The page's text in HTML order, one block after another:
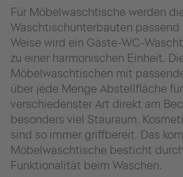
Für Möbelwaschtische werden
Waschtischunterbauten passend
Weise wird ein Gäste-WC-
zu einer harmonischen Einheit.
Möbelwaschtischen mit
über jede Menge Abstellfläche
verschiedenster Art direkt am
besonders viel Stauraum.
sind so immer griffbereit. Das
Möbelwaschtische besticht
Funktionalität beim Waschen.